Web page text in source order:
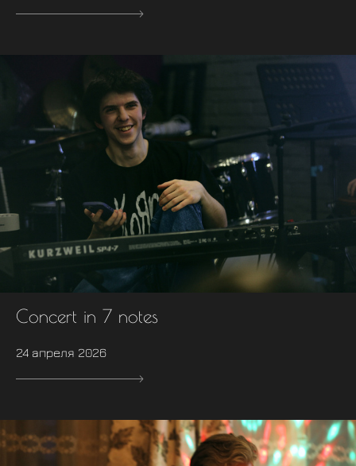
Concert in 7 notes
24 апреля 2026